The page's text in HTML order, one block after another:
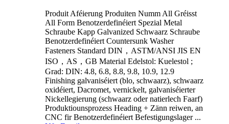
Produit Aféierung Produiten Numm All Gréisst
All Form Benotzerdefinéiert Spezial Metal
Schraube Kapp Galvanized Schwaarz Schraube
Benotzerdefinéiert Countersunk Washer
Fasteners Standard DIN，ASTM/ANSI JIS EN
ISO，AS，GB Material Edelstol: Kuelestol ;
Grad: DIN: 4.8, 6.8, 8.8, 9.8, 10.9, 12.9
Finishing galvaniséiert (blo, schwaarz), schwaarz
oxidéiert, Dacromet, vernickelt, galvaniséierter
Nickellegierung (schwaarz oder natierlech Faarf)
Produktiounsprozess Heading + Zänn reiwen, an
CNC fir Benotzerdefinéiert Befestigungslager ...